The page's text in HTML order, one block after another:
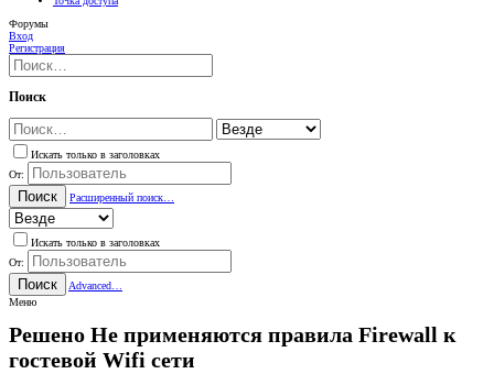
Форумы
Вход
Регистрация
Поиск
Искать только в заголовках
От:
Поиск Расширенный поиск…
Искать только в заголовках
От:
Поиск
Advanced…
Меню
Решено Не применяются правила Firewall к
гостевой Wifi сети